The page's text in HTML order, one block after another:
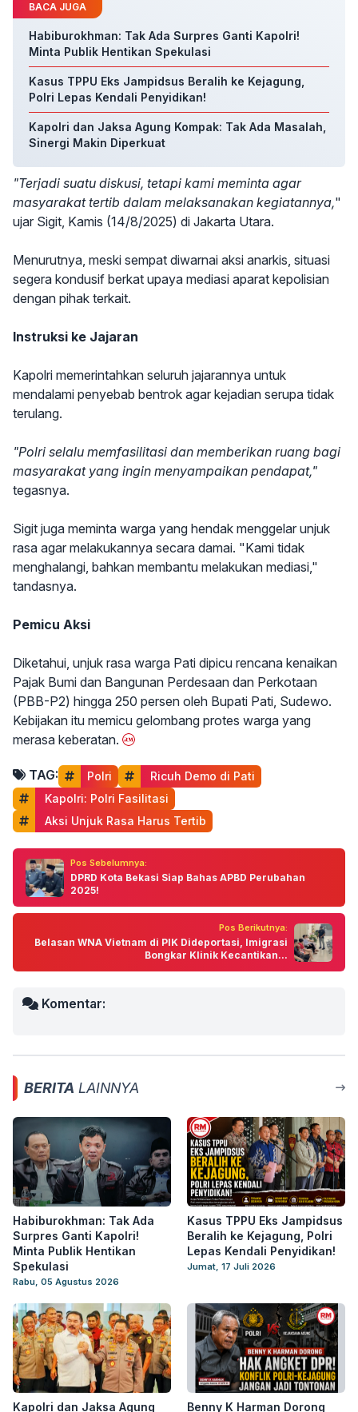
BACA JUGA
Habiburokhman: Tak Ada Surpres Ganti Kapolri!
Minta Publik Hentikan Spekulasi
Kasus TPPU Eks Jampidsus Beralih ke Kejagung,
Polri Lepas Kendali Penyidikan!
Kapolri dan Jaksa Agung Kompak: Tak Ada Masalah,
Sinergi Makin Diperkuat
"Terjadi suatu diskusi, tetapi kami meminta agar
masyarakat tertib dalam melaksanakan kegiatannya,"
ujar Sigit, Kamis (14/8/2025) di Jakarta Utara.
Menurutnya, meski sempat diwarnai aksi anarkis, situasi
segera kondusif berkat upaya mediasi aparat kepolisian
dengan pihak terkait.
Instruksi ke Jajaran
Kapolri memerintahkan seluruh jajarannya untuk
mendalami penyebab bentrok agar kejadian serupa tidak
terulang.
"Polri selalu memfasilitasi dan memberikan ruang bagi
masyarakat yang ingin menyampaikan pendapat,"
tegasnya.
Sigit juga meminta warga yang hendak menggelar unjuk
rasa agar melakukannya secara damai. "Kami tidak
menghalangi, bahkan membantu melakukan mediasi,"
tandasnya.
Pemicu Aksi
Diketahui, unjuk rasa warga Pati dipicu rencana kenaikan
Pajak Bumi dan Bangunan Perdesaan dan Perkotaan
(PBB-P2) hingga 250 persen oleh Bupati Pati, Sudewo.
Kebijakan itu memicu gelombang protes warga yang
merasa keberatan.
TAG: Polri
Ricuh Demo di Pati
Kapolri: Polri Fasilitasi
Aksi Unjuk Rasa Harus Tertib
Pos Sebelumnya:
DPRD Kota Bekasi Siap Bahas APBD Perubahan
2025!
Pos Berikutnya:
Belasan WNA Vietnam di PIK Dideportasi, Imigrasi
Bongkar Klinik Kecantikan...
Komentar:
BERITA LAINNYA
Habiburokhman: Tak Ada
Surpres Ganti Kapolri!
Minta Publik Hentikan
Spekulasi
Rabu, 05 Agustus 2026
Kasus TPPU Eks Jampidsus
Beralih ke Kejagung, Polri
Lepas Kendali Penyidikan!
Jumat, 17 Juli 2026
Kapolri dan Jaksa Agung Benny K Harman Dorong